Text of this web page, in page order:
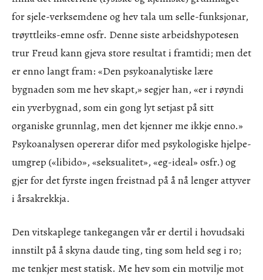
for sjele-verksemdene og hev tala um selle-funksjonar,
trøyttleiks-emne osfr. Denne siste arbeidshypotesen
trur Freud kann gjeva store resultat i framtidi; men det
er enno langt fram: «Den psykoanalytiske lære
bygnaden som me hev skapt,» segjer han, «er i røyndi
ein yverbygnad, som ein gong lyt setjast på sitt
organiske grunnlag, men det kjenner me ikkje enno.»
Psykoanalysen opererar difor med psykologiske hjelpe-
umgrep («libido», «seksualitet», «eg-ideal» osfr.) og
gjer for det fyrste ingen freistnad på å nå lenger attyver
i årsakrekkja.
Den vitskaplege tankegangen vår er dertil i hovudsaki
innstilt på å skyna daude ting, ting som held seg i ro;
me tenkjer mest statisk. Me hev som ein motvilje mot